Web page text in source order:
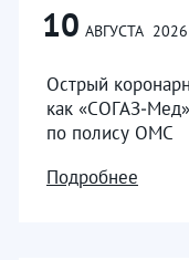
10 АВГУСТА 2026
Острый
как
по полису ОМС
Подробнее